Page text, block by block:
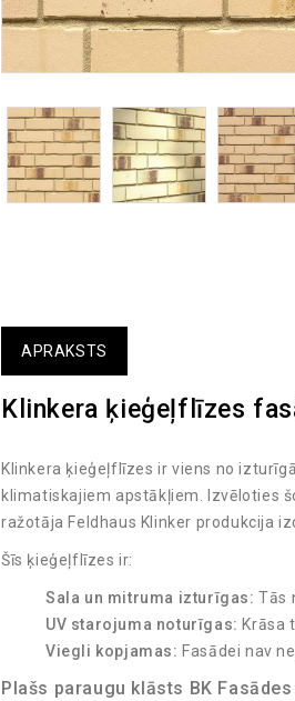
APRAKSTS
Klinkera ķieģeļflīzes
Klinkera ķieģeļflīzes ir viens no
klimatiskajiem apstākļiem. Izvēloties
ražotāja Feldhaus Klinker produkcija
Šīs ķieģeļflīzes ir:
Sala un mitruma izturīgas: Tās
UV starojuma noturīgas: Krāsa
Viegli kopjamas: Fasādei nav
Plašs paraugu klāsts BK